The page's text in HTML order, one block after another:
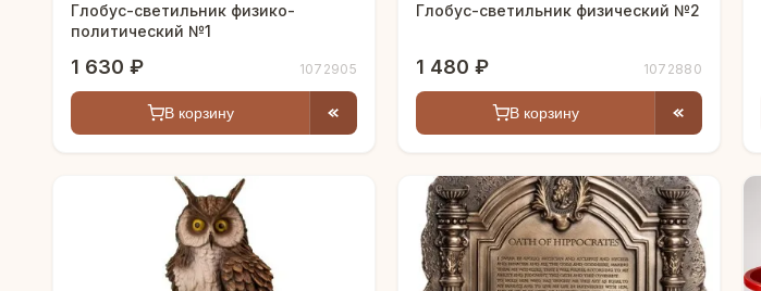
Глобус-светильник физико-
политический №1
1 630 ₽ 1072905
В корзину
Глобус-светильник физический №2
1 480 ₽ 1072880
В корзину